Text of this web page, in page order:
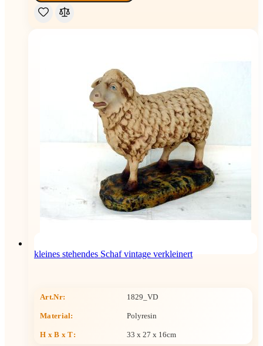
kleines stehendes Schaf vintage verkleinert
Art.Nr: 1829_VD
Material: Polyresin
H x B x T: 33 x 27 x 16cm